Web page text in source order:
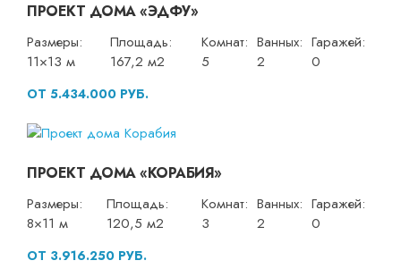
ПРОЕКТ ДОМА «ЭДФУ»
Размеры:
11×13 м
Площадь:
167,2 м2
Комнат:
5
Ванных:
2
Гаражей:
0
ОТ 5.434.000 РУБ.
ПРОЕКТ ДОМА «КОРАБИЯ»
Размеры:
8×11 м
Площадь:
120,5 м2
Комнат:
3
Ванных:
2
Гаражей:
0
ОТ 3.916.250 РУБ.